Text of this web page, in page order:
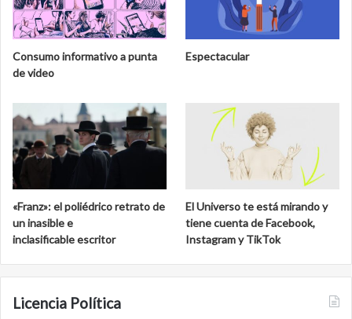
Consumo informativo a punta
de video
Espectacular
«Franz»: el poliédrico retrato de
un inasible e
inclasificable escritor
El Universo te está mirando y
tiene cuenta de Facebook,
Instagram y TikTok
Licencia Política